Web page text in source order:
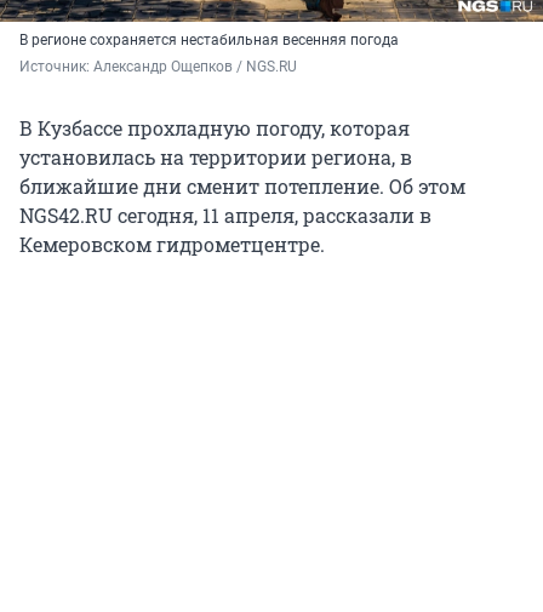
В регионе сохраняется нестабильная весенняя погода
Источник: Александр Ощепков / NGS.RU
В Кузбассе прохладную погоду, которая
установилась на территории региона, в
ближайшие дни сменит потепление. Об этом
NGS42.RU сегодня, 11 апреля, рассказали в
Кемеровском гидрометцентре.